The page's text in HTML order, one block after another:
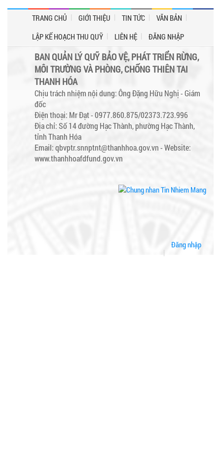
TRANG CHỦ GIỚI THIỆU TIN TỨC
VĂN BẢN
LẬP KẾ HOẠCH THU QUỸ
LIÊN HỆ ĐĂNG NHẬP
BAN QUẢN LÝ QUỸ BẢO VỆ, PHÁT TRIỂN RỪNG,
MÔI TRƯỜNG VÀ PHÒNG, CHỐNG THIÊN TAI
THANH HÓA
Chịu trách nhiệm nội dung: Ông Đặng Hữu Nghị - Giám
đốc
Điện thoại: Mr Đạt - 0977.860.875/02373.723.996
Địa chỉ: Số 14 đường Hạc Thành, phường Hạc Thành,
tỉnh Thanh Hóa
Email: qbvptr.snnptnt@thanhhoa.gov.vn -Website:
www.thanhhoafdfund.gov.vn
Đăng nhập